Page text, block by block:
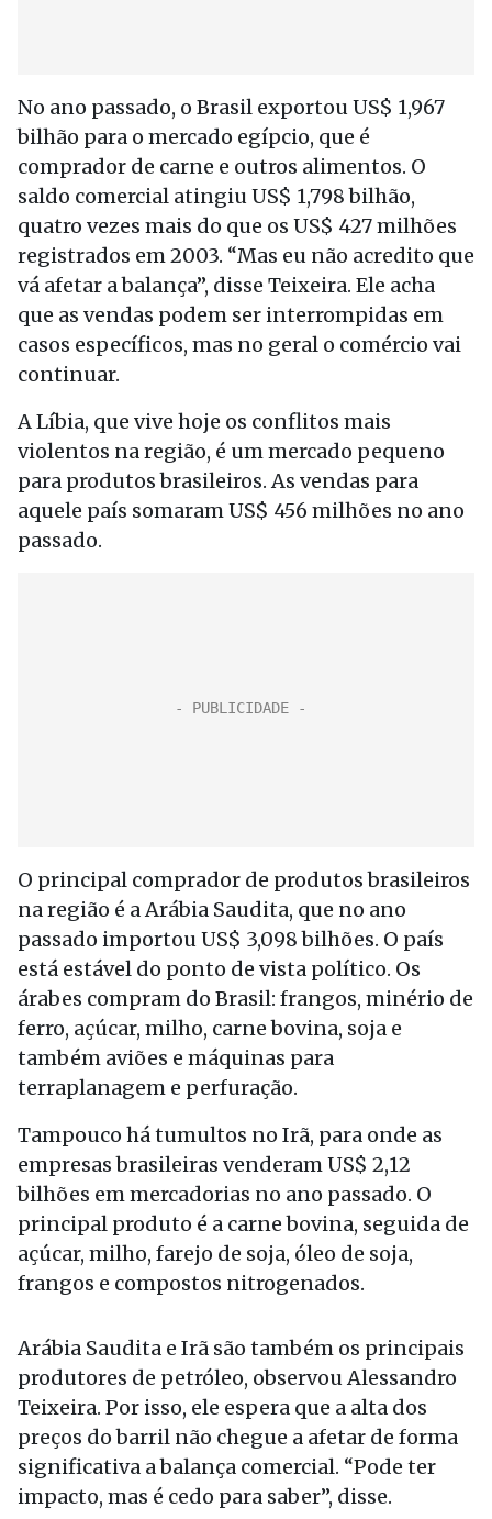
No ano passado, o Brasil exportou US$ 1,967
bilhão para o mercado egípcio, que é
comprador de carne e outros alimentos. O
saldo comercial atingiu US$ 1,798 bilhão,
quatro vezes mais do que os US$ 427 milhões
registrados em 2003. “Mas eu não acredito que
vá afetar a balança”, disse Teixeira. Ele acha
que as vendas podem ser interrompidas em
casos específicos, mas no geral o comércio vai
continuar.
A Líbia, que vive hoje os conflitos mais
violentos na região, é um mercado pequeno
para produtos brasileiros. As vendas para
aquele país somaram US$ 456 milhões no ano
passado.
O principal comprador de produtos brasileiros
na região é a Arábia Saudita, que no ano
passado importou US$ 3,098 bilhões. O país
está estável do ponto de vista político. Os
árabes compram do Brasil: frangos, minério de
ferro, açúcar, milho, carne bovina, soja e
também aviões e máquinas para
terraplanagem e perfuração.
Tampouco há tumultos no Irã, para onde as
empresas brasileiras venderam US$ 2,12
bilhões em mercadorias no ano passado. O
principal produto é a carne bovina, seguida de
açúcar, milho, farejo de soja, óleo de soja,
frangos e compostos nitrogenados.
Arábia Saudita e Irã são também os principais
produtores de petróleo, observou Alessandro
Teixeira. Por isso, ele espera que a alta dos
preços do barril não chegue a afetar de forma
significativa a balança comercial. “Pode ter
impacto, mas é cedo para saber”, disse.